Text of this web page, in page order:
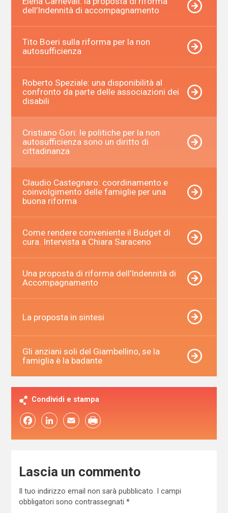
dell’Indennità di accompagnamento
Tito Boeri sulla riforma per la non
autosufficienza
Roberto Speziale: una disponibilità al
confronto da parte delle associazioni dei
disabili
Cristiano Gori: le politiche per la non
autosufficienza sono un diritto di
cittadinanza
Claudio Castegnaro: coordinamento e
coinvolgimento delle famiglie per una
buona riforma
Come rendere conveniente il Budget di
cura. Intervista a Chiara Saraceno
Una proposta di riforma dell’Indennità di
Accompagnamento
La proposta in sintesi
Gli anziani soli del Giambellino, se la
famiglia è la badante
Condividi e stampa
FacebookLinkedIn Email
Lascia un commento
Il tuo indirizzo email non sarà pubblicato.
I campi
obbligatori sono contrassegnati *